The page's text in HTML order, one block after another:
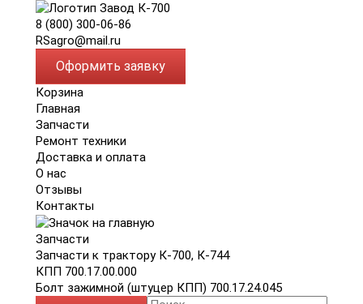
8 (800) 300-06-86
RSagro@mail.ru
Оформить заявку
Корзина
Главная
Запчасти
Ремонт техники
Доставка и оплата
О нас
Отзывы
Контакты
Запчасти
Запчасти к трактору К-700, К-744
КПП 700.17.00.000
Болт зажимной (штуцер КПП) 700.17.24.045